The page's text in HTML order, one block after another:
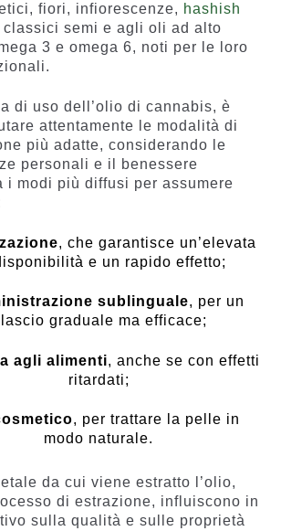
fiori, infiorescenze, hashish
classici semi e agli oli ad alto
3 e omega 6, noti per le loro
di uso dell’olio di cannabis, è
attentamente le modalità di
più adatte, considerando le
personali e il benessere
i modi più diffusi per assumere
, che garantisce un’elevata
e un rapido effetto;
sublinguale, per un
graduale ma efficace;
agli alimenti, anche se con effetti
ritardati;
, per trattare la pelle in
modo naturale.
da cui viene estratto l’olio,
di estrazione, influiscono in
sulla qualità e sulle proprietà